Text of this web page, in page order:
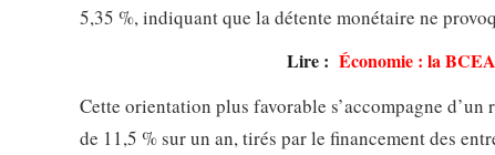
5,35 %, indiquant que la détente monétaire ne
Lire : Économie : la
Cette orientation plus favorable s’accompagne
de 11,5 % sur un an, tirés par le financement des